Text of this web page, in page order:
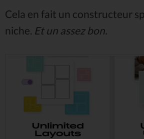
Cela en fait un constructeur
niche. Et un assez bon.